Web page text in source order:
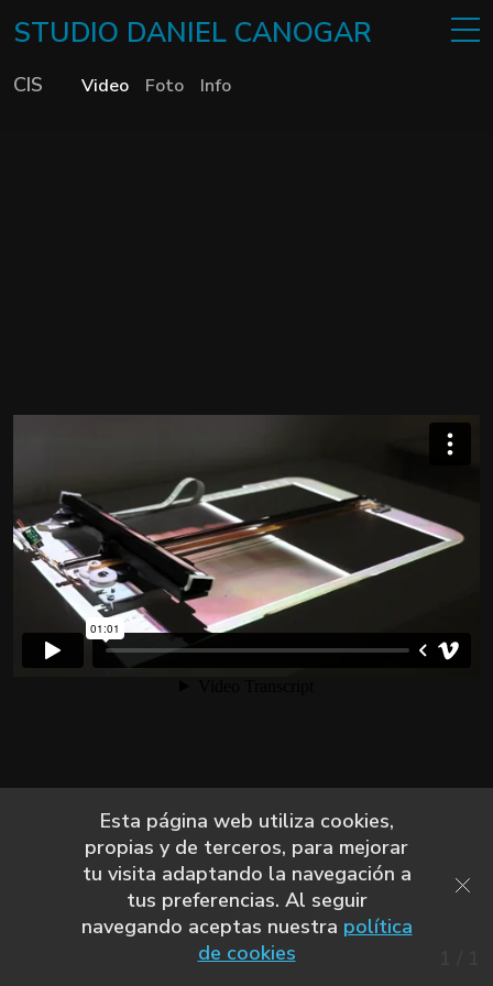
STUDIO DANIEL CANOGAR
CIS Video Foto Info
Esta página web utiliza cookies,
propias y de terceros, para mejorar
tu visita adaptando la navegación a
tus preferencias. Al seguir
navegando aceptas nuestra política
de cookies